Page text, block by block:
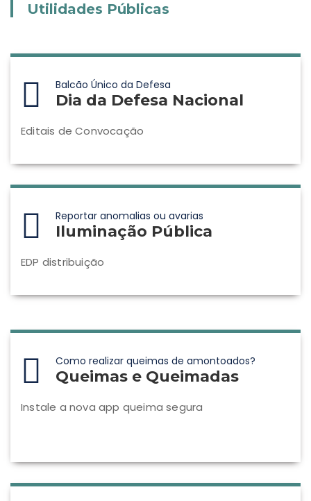
Utilidades Públicas
Balcão Único da Defesa
Dia da Defesa Nacional
Editais de Convocação
Reportar anomalias ou avarias
Iluminação Pública
EDP distribuição
Como realizar queimas de amontoados?
Queimas e Queimadas
Instale a nova app queima segura